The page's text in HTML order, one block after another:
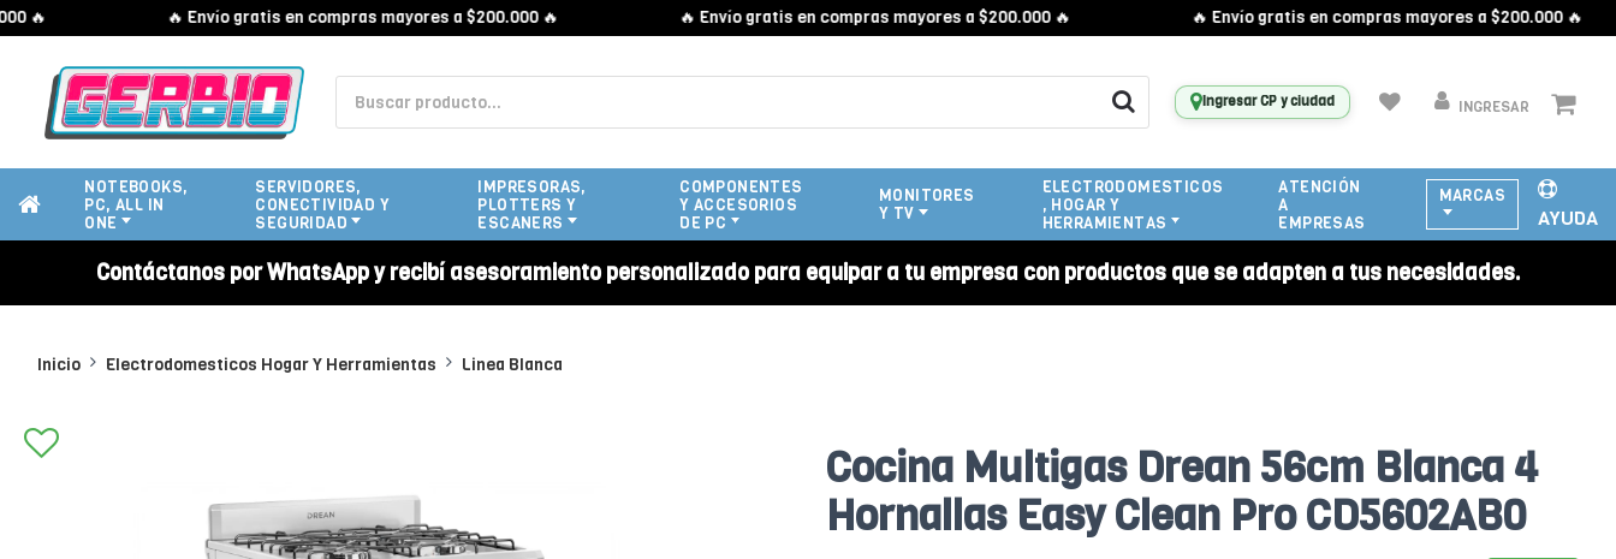
🔥 Envío gratis en compras mayores a $200.000 🔥 🔥 Envío gratis en compras mayores a $200.000 🔥 🔥 Envío gratis en compras mayores a $200.000 🔥
Ingresar CP y ciudad INGRESAR
NOTEBOOKS,
PC, ALL IN
ONE
SERVIDORES,
CONECTIVIDAD Y
SEGURIDAD
IMPRESORAS,
PLOTTERS Y
ESCANERS
COMPONENTES
Y ACCESORIOS
DE PC
MONITORES
Y TV
ELECTRODOMESTICOS
, HOGAR Y
HERRAMIENTAS
ATENCIÓN
A
EMPRESAS
MARCAS
AYUDA
Contáctanos por WhatsApp y recibí asesoramiento personalizado para equipar a tu empresa con productos que se adapten a tus necesidades.
Inicio Electrodomesticos Hogar Y Herramientas Linea Blanca
Cocina Multigas Drean 56cm Blanca 4
Hornallas Easy Clean Pro CD5602AB0